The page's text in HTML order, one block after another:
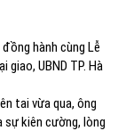
hành cùng Lễ
giao, UBND TP. Hà
tai vừa qua, ông
sự kiên cường, lòng